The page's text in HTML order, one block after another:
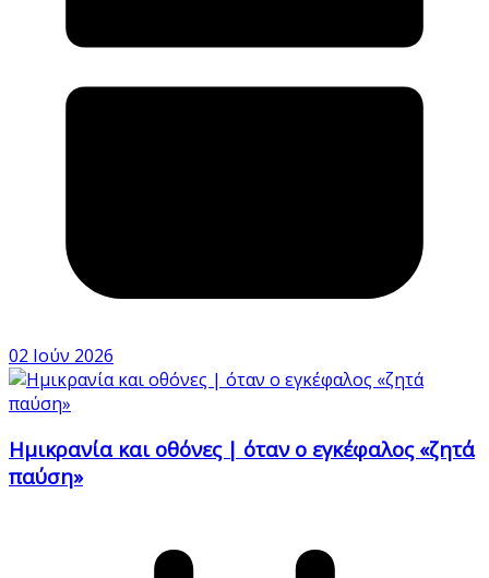
02 Ιούν 2026
Ημικρανία και οθόνες | όταν ο εγκέφαλος «ζητά
παύση»